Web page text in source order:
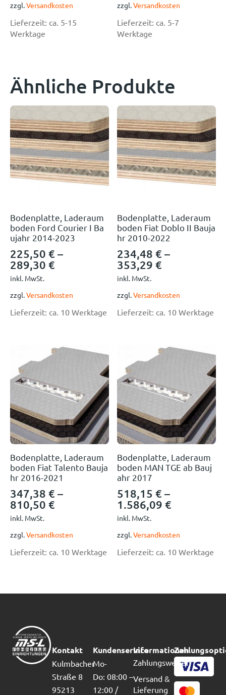
zzgl.Versandkosten
Lieferzeit: ca. 5-15
Werktage
zzgl.Versandkosten
Lieferzeit: ca. 5-7
Werktage
Ähnliche Produkte
Bodenplatte, Laderaum
boden Ford Courier I Ba
ujahr 2014-2023
225,50 € –
289,30 €
inkl. MwSt.
zzgl.Versandkosten
Lieferzeit: ca. 10 Werktage
Bodenplatte, Laderaum
boden Fiat Doblo II Bauja
hr 2010-2022
234,48€ –
353,29€
inkl. MwSt.
zzgl.Versandkosten
Lieferzeit: ca. 10 Werktage
Bodenplatte, Laderaum
boden Fiat Talento Bauja
hr 2016-2021
347,38 € –
810,50 €
inkl. MwSt.
zzgl.Versandkosten
Lieferzeit: ca. 10 Werktage
Bodenplatte, Laderaum
boden MAN TGE ab Bauj
ahr 2017
518,15€ –
1.586,09€
inkl. MwSt.
zzgl.Versandkosten
Lieferzeit: ca. 10 Werktage
Kontakt
Kulmbacher
Straße 8
95213
Kundenservice
Mo-
Do: 08:00 –
12:00 /
Informationen
Zahlungsweisen
Versand &
Lieferung